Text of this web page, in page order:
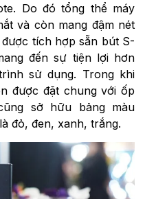
Do đó tổng thể máy
và còn mang đậm nét
tích hợp sẵn bút S-
đến sự tiện lợi hơn
sử dụng. Trong khi
được đặt chung với ốp
sở hữu bảng màu
đỏ, đen, xanh, trắng.